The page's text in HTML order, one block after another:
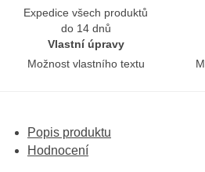
Expedice všech produktů
do 14 dnů
Vlastní úpravy
Možnost vlastního textu
Popis produktu
Hodnocení